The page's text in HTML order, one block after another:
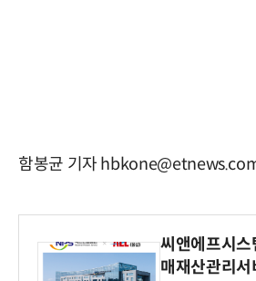
함봉균 기자
씨앤에프시스
매재산관리서